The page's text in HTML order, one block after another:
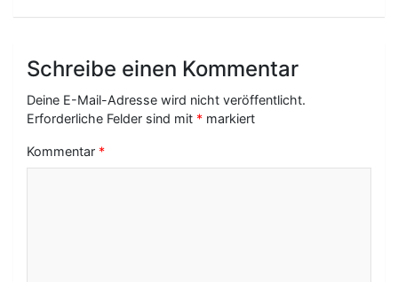
a
a
Schreibe einen Kommentar
Deine E-Mail-Adresse wird nicht veröffentlicht.
Erforderliche Felder sind mit * markiert
Kommentar *